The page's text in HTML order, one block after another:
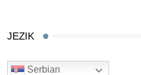
JEZIK
Serbian